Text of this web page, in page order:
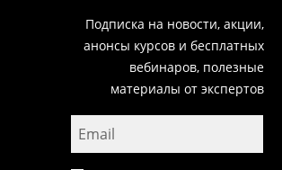
Подписка на новости, акции,
анонсы курсов и бесплатных
вебинаров, полезные
материалы от экспертов